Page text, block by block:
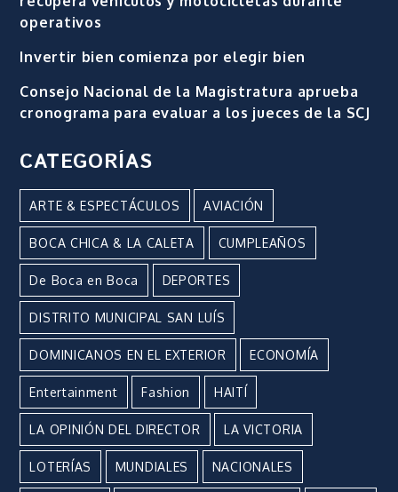
operativos
Invertir bien comienza por elegir bien
Consejo Nacional de la Magistratura aprueba
cronograma para evaluar a los jueces de la SCJ
CATEGORÍAS
ARTE & ESPECTÁCULOS AVIACIÓN
BOCA CHICA & LA CALETA CUMPLEAÑOS
De Boca en Boca DEPORTES
DISTRITO MUNICIPAL SAN LUÍS
DOMINICANOS EN EL EXTERIOR ECONOMÍA
Entertainment Fashion HAITÍ
LA OPINIÓN DEL DIRECTOR LA VICTORIA
LOTERÍAS MUNDIALES NACIONALES